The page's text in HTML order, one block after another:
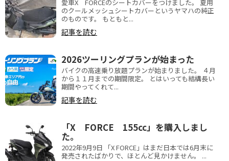
愛車X FORCEのシートカバーをつけました。 夏用
のクールメッシュシートカバーというヤマハの純正
のものです。 もともと...
記事を読む
2026ツーリングプランが始まった
バイクの高速乗り放題プランが始まりました。 ４月
から１１月までの期間限定。 とはいっても結構長い
期間やってくれて...
記事を読む
「X FORCE 155cc」を購入しまし
た。
2022年9月9日 「X FORCE」はまだ日本では6月末に
発売されたばかりで、ほとんど見かけません。 ...